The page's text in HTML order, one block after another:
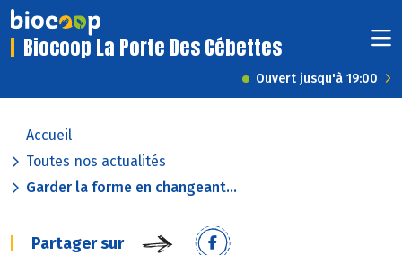
Biocoop La Porte Des Cébettes
Ouvert jusqu'à 19:00
Accueil
Toutes nos actualités
Garder la forme en changeant...
Partager sur